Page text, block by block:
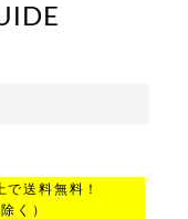
送料無料！
く）